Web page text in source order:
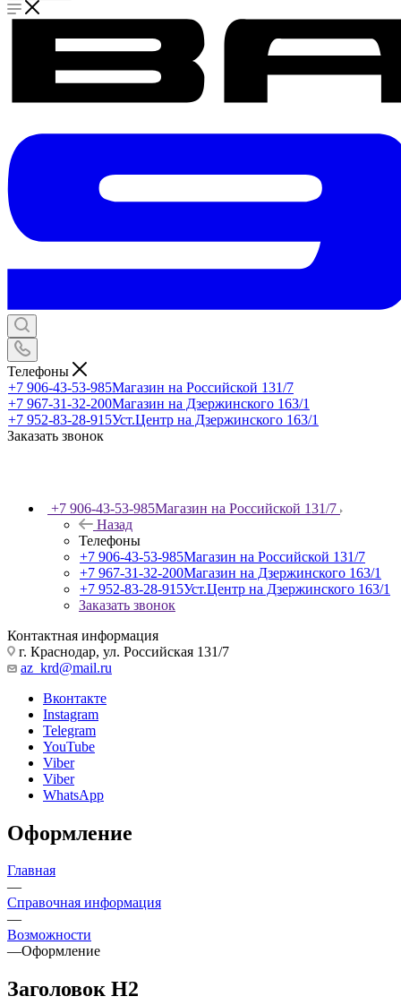
Телефоны
+7 906-43-53-985Магазин на Российской 131/7
+7 967-31-32-200Магазин на Дзержинского 163/1
+7 952-83-28-915Уст.Центр на Дзержинского 163/1
Заказать звонок
+7 906-43-53-985Магазин на Российской 131/7
Назад
Телефоны
+7 906-43-53-985Магазин на Российской 131/7
+7 967-31-32-200Магазин на Дзержинского 163/1
+7 952-83-28-915Уст.Центр на Дзержинского 163/1
Заказать звонок
Контактная информация
г. Краснодар, ул. Российская 131/7
az_krd@mail.ru
Вконтакте
Instagram
Telegram
YouTube
Viber
Viber
WhatsApp
Оформление
Главная
—
Справочная информация
—
Возможности
—Оформление
Заголовок H2